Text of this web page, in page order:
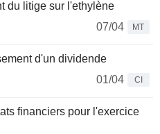
du litige sur l'ethylène
07/04
MT
d'un dividende
01/04
CI
financiers pour l'exercice